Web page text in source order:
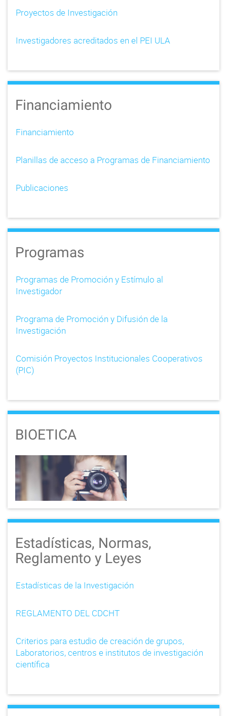
Proyectos de Investigación
Investigadores acreditados en el PEI ULA
Financiamiento
Financiamiento
Planillas de acceso a Programas de Financiamiento
Publicaciones
Programas
Programas de Promoción y Estímulo al
Investigador
Programa de Promoción y Difusión de la
Investigación
Comisión Proyectos Institucionales Cooperativos
(PIC)
BIOETICA
Estadísticas, Normas,
Reglamento y Leyes
Estadísticas de la Investigación
REGLAMENTO DEL CDCHT
Criterios para estudio de creación de grupos,
Laboratorios, centros e institutos de investigación
científica